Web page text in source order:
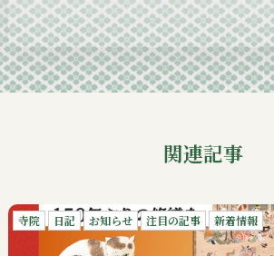
2024-09
関連記事
寺院 日記 お知らせ 注目の記事 新着情報